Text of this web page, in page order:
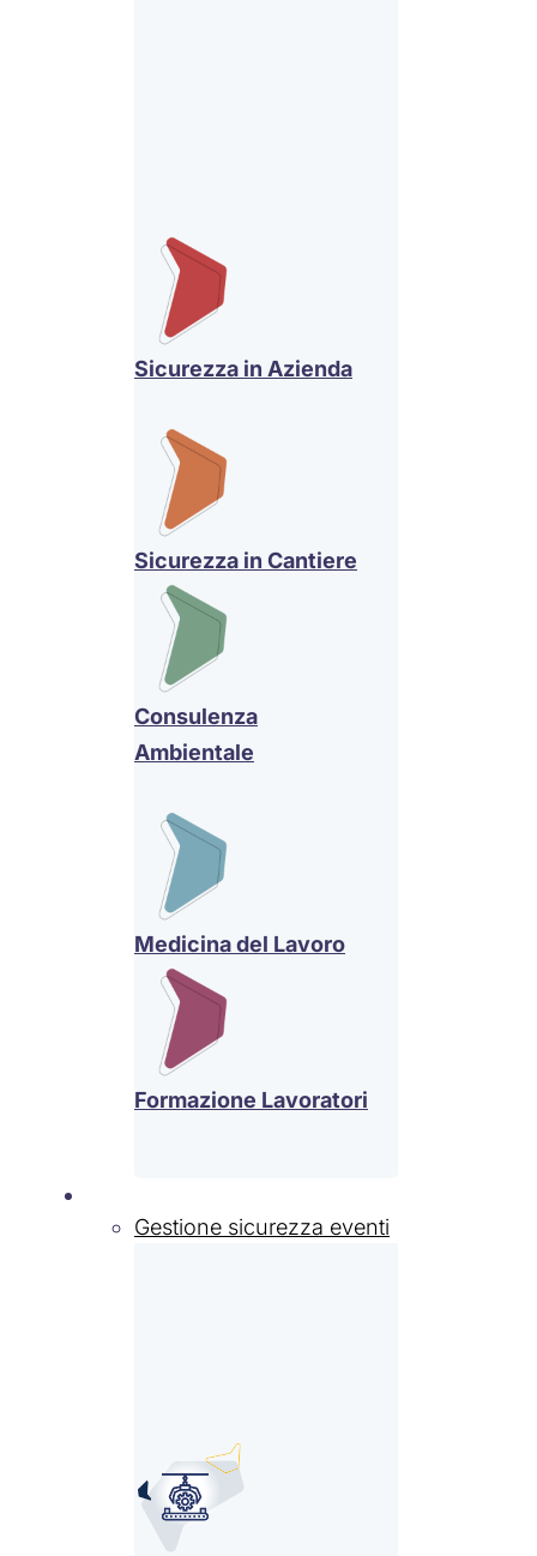
Sicurezza in Azienda
Sicurezza in Cantiere
Consulenza
Ambientale
Medicina del Lavoro
Formazione Lavoratori
Gestione sicurezza eventi